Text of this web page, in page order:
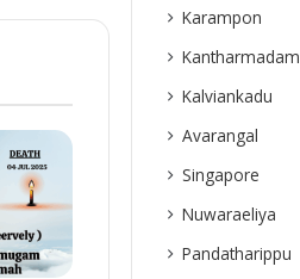
Karampon
Kantharmadam
Kalviankadu
Avarangal
Singapore
Nuwaraeliya
Pandatharippu